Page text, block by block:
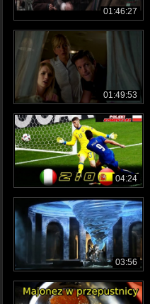
01:46:27
01:49:53
04:24
03:56